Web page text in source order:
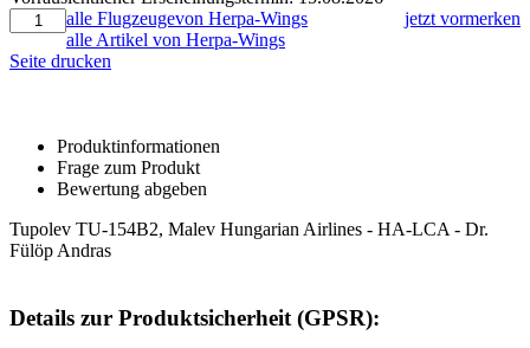
jetzt vormerken
alle Flugzeugevon Herpa-Wings
alle Artikel von Herpa-Wings
Seite drucken
Produktinformationen
Frage zum Produkt
Bewertung abgeben
Tupolev TU-154B2, Malev Hungarian Airlines - HA-LCA - Dr.
Fülöp Andras
Details zur Produktsicherheit (GPSR):